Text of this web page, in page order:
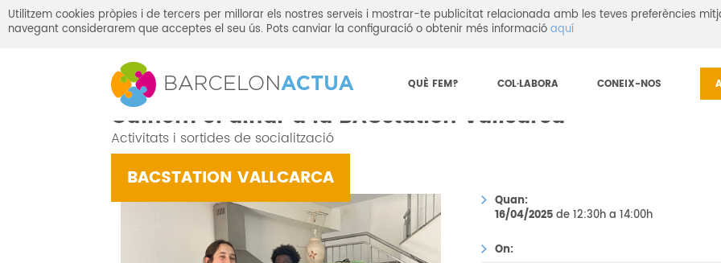
Utilitzem cookies pròpies i de tercers per millorar els nostres serveis i mostrar-te publicitat relacionada amb les teves preferències
navegant considerarem que acceptes el seu ús. Pots canviar la configuració o obtenir més informacióaquí
QUÈ FEM? COL·LABORA CONEIX-NOS
Inici Campanyes i Trobades Cuinem el dinar a la BACstation Vallcarca
Cuinem el dinar a la BACstation Vallcarca
Activitats i sortides de socialització
BACSTATION VALLCARCA
Quan:
16/04/2025de 12:30h a 14:00h
On: